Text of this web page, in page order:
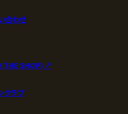
強制正座&KO…“鬼教官"北宮が
US!!